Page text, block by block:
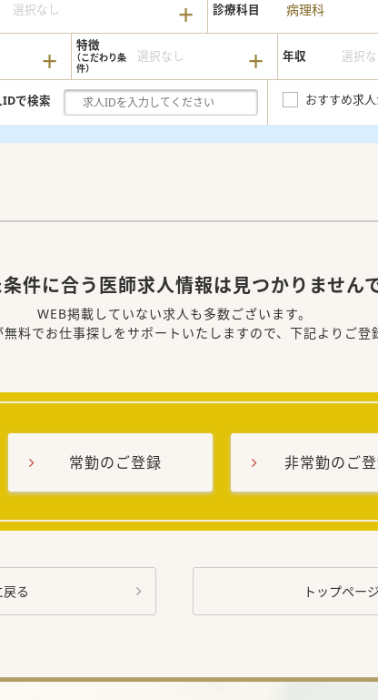
選択なし 診療科目 病理科
特徴
選択なし 年収 選択
で検索 おすすめ求
件に合う医師求人情報は見つかりません
WEB掲載していない求人も多数ございます。
料でお仕事探しをサポートいたしますので、下記よりご登
常勤のご登録 非常勤のご
る トップペー